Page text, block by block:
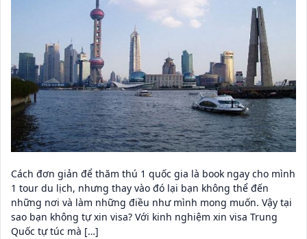
Cách đơn giản để thăm thú 1 quốc gia là book ngay cho mình
1 tour du lịch, nhưng thay vào đó lại bạn không thể đến
những nơi và làm những điều như mình mong muốn. Vậy tại
sao bạn không tự xin visa? Với kinh nghiệm xin visa Trung
Quốc tự túc mà […]